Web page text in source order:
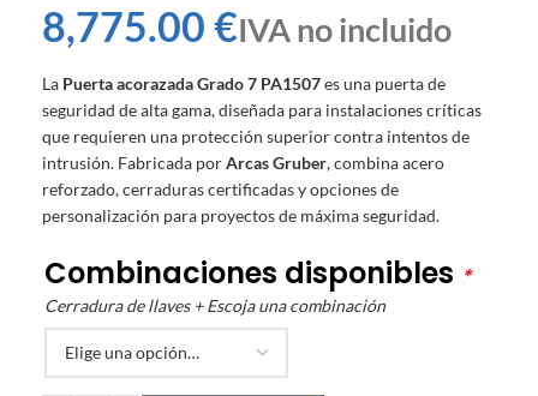
€
La Puerta acorazada Grado 7 PA1507es una puerta de
seguridad de alta gama, diseñada para instalaciones críticas
que requieren una protección superior contra intentos de
intrusión. Fabricada porArcas Gruber, combina acero
reforzado, cerraduras certificadas y opciones de
personalización para proyectos de máxima seguridad.
Combinaciones disponibles *
Cerradura de llaves + Escoja una combinación